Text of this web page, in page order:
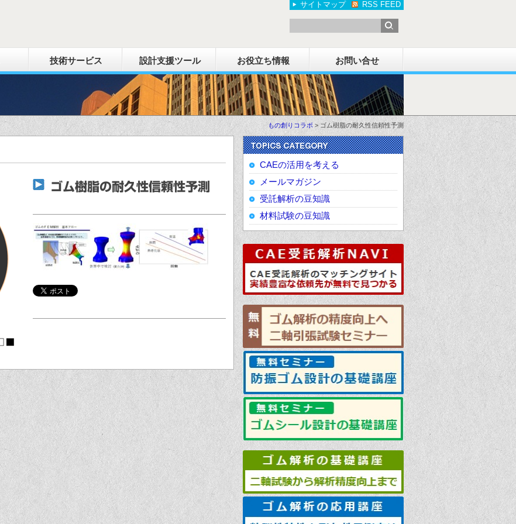
サイトマップ RSS FEED
技術サービス 設計支援ツール お役立ち情報 お問い合せ
もの創りコラボ > ゴム樹脂の耐久性信頼性予測
ゴム樹脂の耐久性信頼性予測
CAEの活用を考える
メールマガジン
受託解析の豆知識
材料試験の豆知識